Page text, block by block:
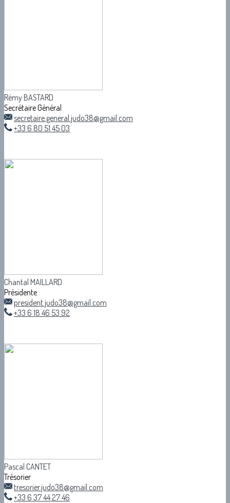
Rémy BASTARD
Secrétaire Général
secretaire.general.judo38@gmail.com
+33 6 80 51 45 03
Chantal MAILLARD
Présidente
president.judo38@gmail.com
+33 6 18 46 53 92
Pascal CANTET
Trésorier
tresorier.judo38@gmail.com
+33 6 37 44 27 46